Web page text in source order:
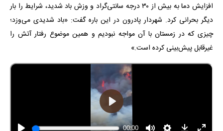
افزایش دما به بیش از ۳۰ درجه سانتی‌گراد و وزش باد شدید، شرایط را بار
دیگر بحرانی کرد. شهردار پادرون در این باره گفت: «باد شدیدی می‌وزد؛
چیزی که در زمستان با آن مواجه نبودیم و همین موضوع رفتار آتش را
غیرقابل پیش‌بینی کرده است.»